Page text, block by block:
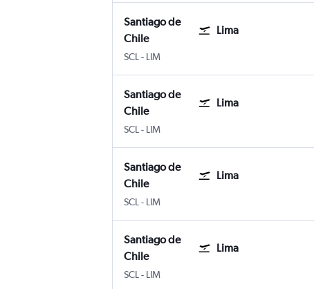
Santiago de
Chile
Lima
SCL Santiago de Chile Internacional Arturo
- LIM
Santiago de
Chile
Lima
SCL Santiago de Chile Internacional Arturo
- LIM
Santiago de
Chile
Lima
SCL Santiago de Chile Internacional Arturo
- LIM
Santiago de
Chile
Lima
SCL Santiago de Chile Internacional Arturo
- LIM